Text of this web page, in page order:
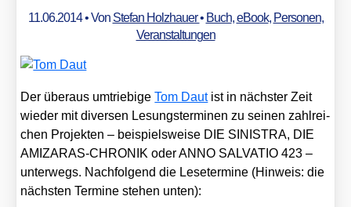
11.06.2014• Von Stefan Holzhauer• Buch,eBook, Personen,
Veranstaltungen
Der über­aus umtrie­bi­geTom Dautist in nächs­ter Zeit
wie­der mit diver­sen Lesungs­ter­mi­nen zu sei­nen zahl­rei­
chen Pro­jek­ten – bei­spiels­wei­se DIE SINISTRA, DIE
AMIZARAS-CHRONIK oder ANNO SALVATIO 423 –
unter­wegs. Nach­fol­gend die Lese­ter­mi­ne (Hin­weis: die
nächs­ten Ter­mi­ne ste­hen unten):